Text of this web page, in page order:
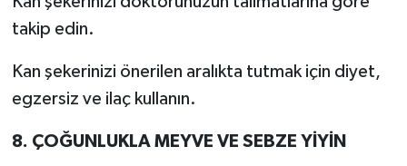
takip edin.
Kan şekerinizi önerilen aralıkta tutmak için diyet,
egzersiz ve ilaç kullanın.
8. ÇOĞUNLUKLA MEYVE VE SEBZE YİYİN